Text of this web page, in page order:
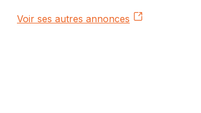
Voir ses autres annonces